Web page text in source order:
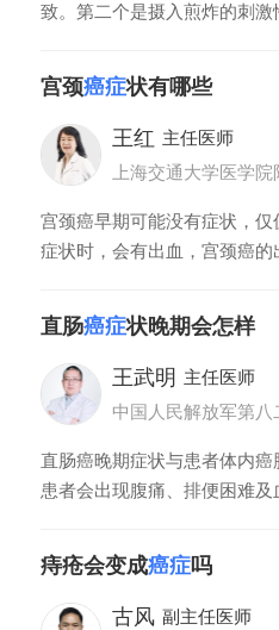
致。第二个是摄入煎炸的刺
部的恶性疾病，即胃癌，也
症状不能决定诊断，一定要根
学检查，联合起来才能诊断是
宫颈癌症状有哪些
王红 主任医师
上海交通大学医学
宫颈癌早期可能没有症状，
症状时，会有出血，宫颈癌
是会有阴道流液，病人会觉
流出来。当然宫颈癌到了晚期
泌物臭、疼痛等。
直肠癌症状晚期会怎样
王武明 主任医师
中国人民解放军第八
直肠癌晚期症状与患者体内癌
患者会出现腹痛、排便困难
等症状。当直肠癌癌肿转移
痛症状，严重的可出现病理性
痔疮会变成癌症吗
古风 副主任医师